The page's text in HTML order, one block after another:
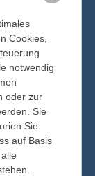
Cookies,
notwendig
oder zur
Sie
Sie
auf Basis